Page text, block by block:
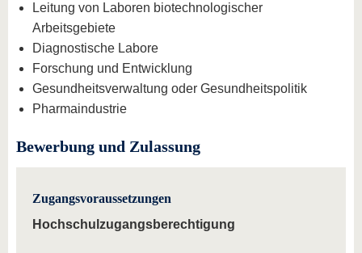
Leitung von Laboren biotechnologischer
Arbeitsgebiete
Diagnostische Labore
Forschung und Entwicklung
Gesundheitsverwaltung oder Gesundheitspolitik
Pharmaindustrie
Bewerbung und Zulassung
Zugangsvoraussetzungen
Hochschulzugangsberechtigung